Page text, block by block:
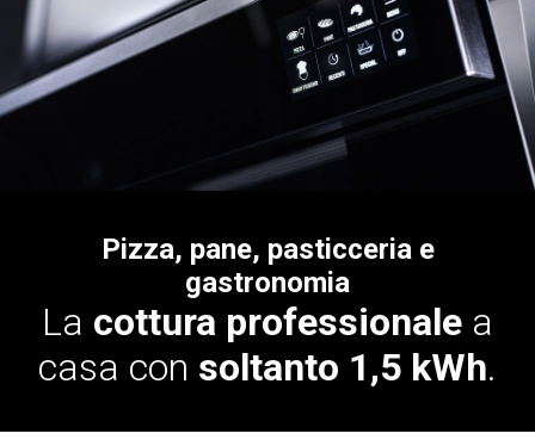
Pizza, pane, pasticceria e
gastronomia
La cottura professionale a
casa con soltanto 1,5 kWh.